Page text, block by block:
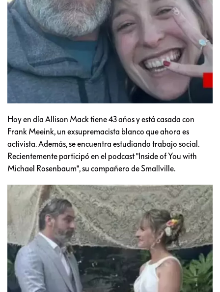
Hoy en día Allison Mack tiene 43 años y está casada con
Frank Meeink, un exsupremacista blanco que ahora es
activista. Además, se encuentra estudiando trabajo social.
Recientemente participó en el podcast "Inside of You with
Michael Rosenbaum", su compañero de Smallville.